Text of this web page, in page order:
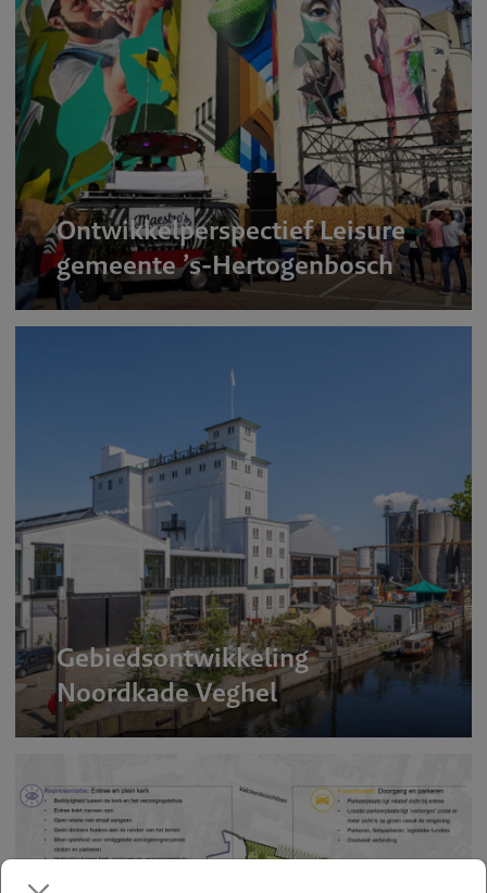
Ontwikkelperspectief Leisure
gemeente ’s-Hertogenbosch
Gebiedsontwikkeling
Noordkade Veghel